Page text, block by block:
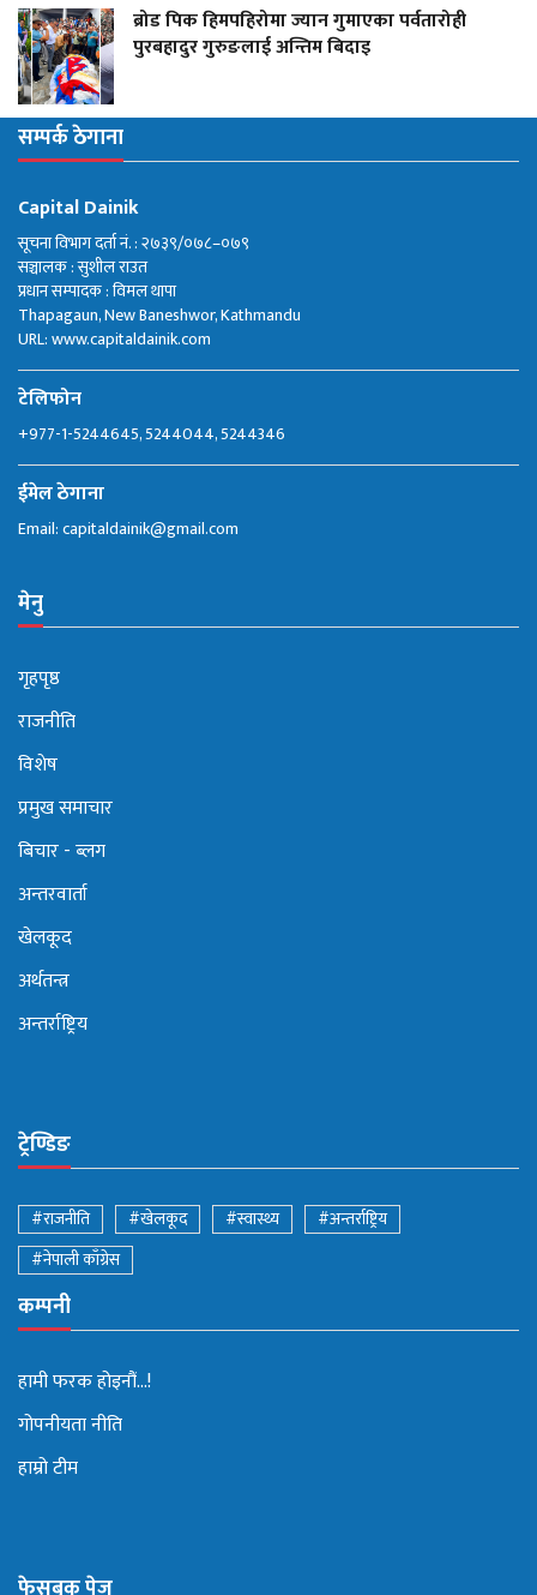
ब्रोड पिक हिमपहिरोमा ज्यान गुमाएका पर्वतारोही
पुरबहादुर गुरुङलाई अन्तिम बिदाइ
सम्पर्क ठेगाना
Capital Dainik
सूचना विभाग दर्ता नं. : २७३९/०७८–०७९
सञ्चालक : सुशील राउत
प्रधान सम्पादक : विमल थापा
Thapagaun, New Baneshwor, Kathmandu
URL: www.capitaldainik.com
टेलिफोन
+977-1-5244645, 5244044, 5244346
ईमेल ठेगाना
Email:capitaldainik@gmail.com
मेनु
गृहपृष्ठ
राजनीति
विशेष
प्रमुख समाचार
बिचार - ब्लग
अन्तरवार्ता
खेलकूद
अर्थतन्त्र
अन्तर्राष्ट्रिय
ट्रेण्डिङ
#राजनीति #खेलकूद #स्वास्थ्य
#अन्तर्राष्ट्रिय
#नेपाली काँग्रेस
कम्पनी
हामी फरक होइनौं...!
गोपनीयता नीति
हाम्रो टीम